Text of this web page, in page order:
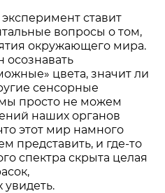
ставит
вопросы о том,
окружающего мира.
осознавать
цвета, значит ли
сенсорные
просто не можем
наших органов
этот мир намного
представить, и где-то
спектра скрыта целая